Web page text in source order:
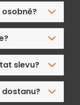
slevu?
dostanu?